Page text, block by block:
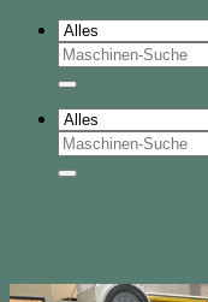
Suche
nach:
Suche
nach: